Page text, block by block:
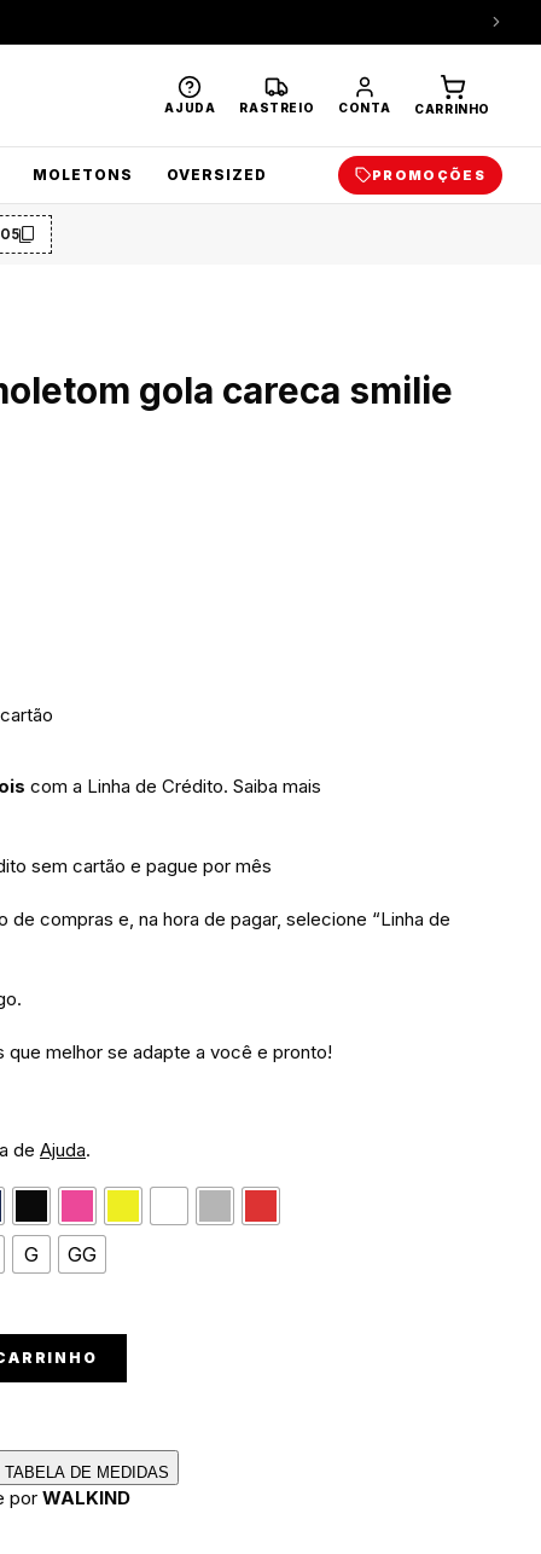
AJUDA RASTREIO CONTA CARRINHO
MOLETONS OVERSIZED PROMOÇÕES
gola careca smilie
com a Linha de Crédito. Saiba mais
sem cartão e pague por mês
de compras e, na hora de pagar, selecione “Linha de
que melhor se adapte a você e pronto!
de Ajuda.
G GG
TABELA DE MEDIDAS
por WALKIND